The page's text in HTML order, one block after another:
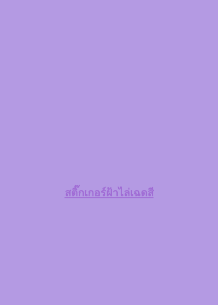
สติ๊กเกอร์ฝ้าไล่เฉดสี